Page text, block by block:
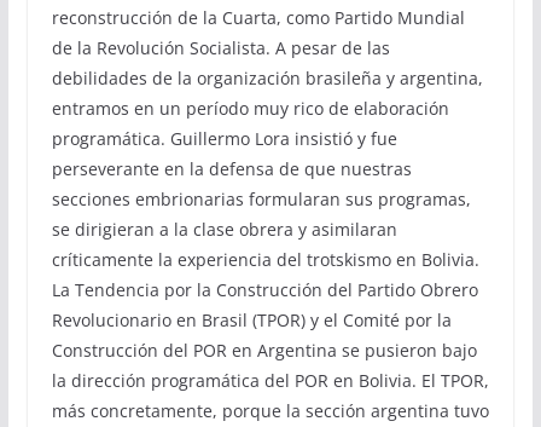
reconstrucción de la Cuarta, como Partido Mundial
de la Revolución Socialista. A pesar de las
debilidades de la organización brasileña y argentina,
entramos en un período muy rico de elaboración
programática. Guillermo Lora insistió y fue
perseverante en la defensa de que nuestras
secciones embrionarias formularan sus programas,
se dirigieran a la clase obrera y asimilaran
críticamente la experiencia del trotskismo en Bolivia.
La Tendencia por la Construcción del Partido Obrero
Revolucionario en Brasil (TPOR) y el Comité por la
Construcción del POR en Argentina se pusieron bajo
la dirección programática del POR en Bolivia. El TPOR,
más concretamente, porque la sección argentina tuvo